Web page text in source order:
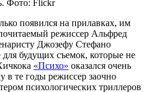
Фото: Flickr
появился на прилавках, им
режиссер Альфред
Джозефу Стефано
для будущих съемок, которые не
«Психо» оказался очень
те годы режиссер заочно
психологических триллеров